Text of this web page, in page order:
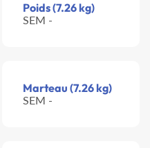
Poids (7.26 kg)
SEM -
Marteau (7.26 kg)
SEM -